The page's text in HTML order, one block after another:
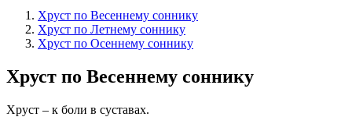
Хруст по Весеннему соннику
Хруст по Летнему соннику
Хруст по Осеннему соннику
Хруст по Весеннему соннику
Хруст – к боли в суставах.